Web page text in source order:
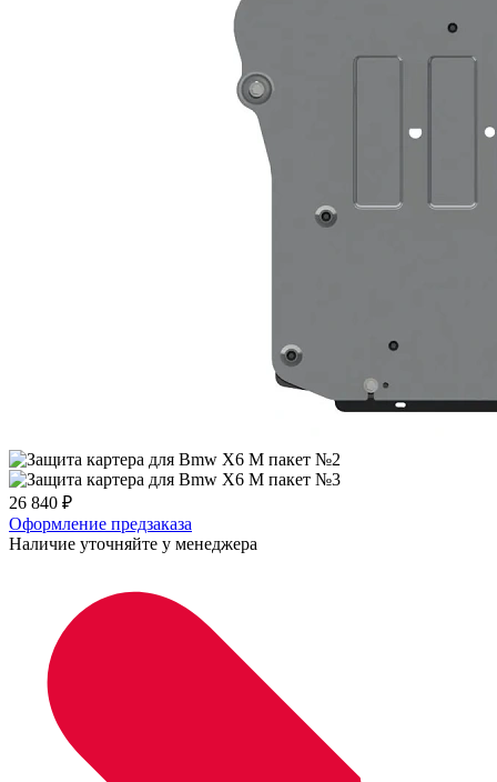
26 840 ₽
Оформление предзаказа
Наличие уточняйте у менеджера